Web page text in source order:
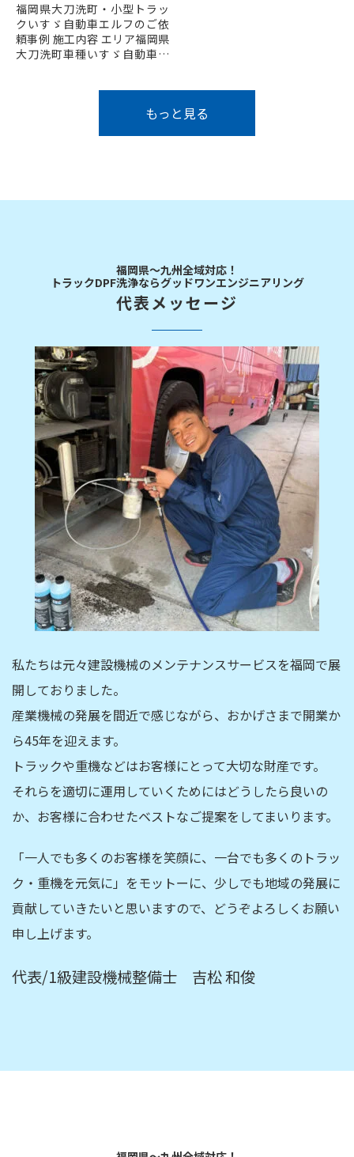
福岡県大刀洗町・小型トラッ
クいすゞ自動車エルフのご依
頼事例 施工内容 エリア福岡県
大刀洗町車種いすゞ自動車
もっと見る
福岡県～九州全域対応！
トラックDPF洗浄ならグッドワンエンジニアリング
代表メッセージ
私たちは元々建設機械のメンテナンスサービスを福岡で展
開しておりました。
産業機械の発展を間近で感じながら、おかげさまで開業か
ら45年を迎えます。
トラックや重機などはお客様にとって大切な財産です。
それらを適切に運用していくためにはどうしたら良いの
か、お客様に合わせたベストなご提案をしてまいります。
「一人でも多くのお客様を笑顔に、一台でも多くのトラッ
ク・重機を元気に」をモットーに、少しでも地域の発展に
貢献していきたいと思いますので、どうぞよろしくお願い
申し上げます。
代表/1級建設機械整備士 吉松 和俊